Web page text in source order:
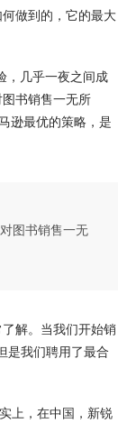
做到的，它的最大
，几乎一夜之间成
图书销售一无所
逊最优的策略，是
图书销售一无
解。当我们开始销
是我们聘用了最合
上，在中国，新锐